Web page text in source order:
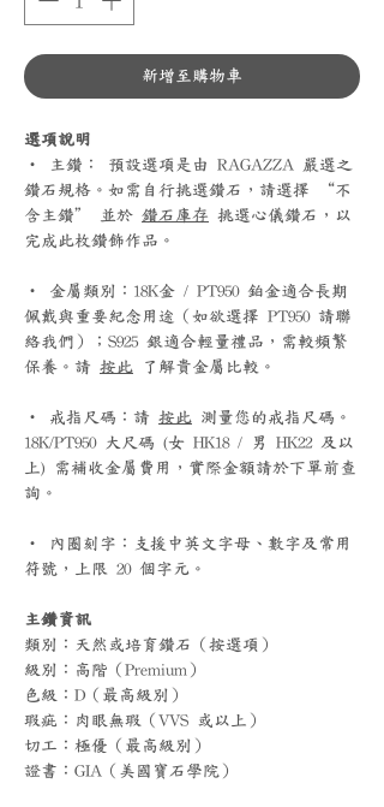
新增至購物車
選項說明
‧ 主鑽： 預設選項是由 RAGAZZA 嚴選之
鑽石規格。如需自行挑選鑽石，請選擇 “不
含主鑽” 並於 鑽石庫存 挑選心儀鑽石，以
完成此枚鑽飾作品。
‧ 金屬類別：18K金 / PT950 鉑金適合長期
佩戴與重要紀念用途（如欲選擇 PT950 請聯
絡我們）；S925 銀適合輕量禮品，需較頻繁
保養。請 按此 了解貴金屬比較。
‧ 戒指尺碼：請 按此 測量您的戒指尺碼。
18K/PT950 大尺碼 (女 HK18 / 男 HK22 及以
上) 需補收金屬費用，實際金額請於下單前查
詢。
‧ 內圈刻字：支援中英文字母、數字及常用
符號，上限 20 個字元。
主鑽資訊
類別：天然或培育鑽石（按選項）
級別：高階（Premium）
色級：D（最高級別）
瑕疵：肉眼無瑕（VVS 或以上）
切工：極優（最高級別）
證書：GIA（美國寶石學院）